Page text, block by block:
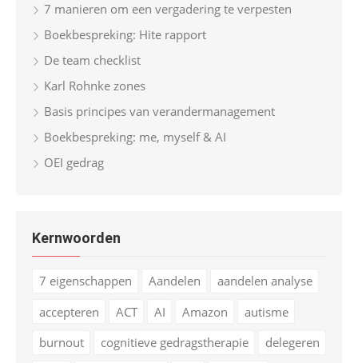
7 manieren om een vergadering te verpesten
Boekbespreking: Hite rapport
De team checklist
Karl Rohnke zones
Basis principes van verandermanagement
Boekbespreking: me, myself & AI
OEI gedrag
Kernwoorden
7 eigenschappen Aandelen
aandelen analyse
accepteren
ACT AI Amazon
autisme
burnout
cognitieve gedragstherapie
delegeren